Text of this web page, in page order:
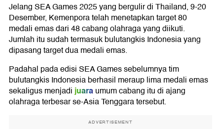
Jelang SEA Games 2025 yang bergulir di Thailand, 9-20
Desember, Kemenpora telah menetapkan target 80
medali emas dari 48 cabang olahraga yang diikuti.
Jumlah itu sudah termasuk bulutangkis Indonesia yang
dipasang target dua medali emas.
Padahal pada edisi SEA Games sebelumnya tim
bulutangkis Indonesia berhasil meraup lima medali emas
sekaligus menjadijuaraumum cabang itu di ajang
olahraga terbesar se-Asia Tenggara tersebut.
ADVERTISEMENT